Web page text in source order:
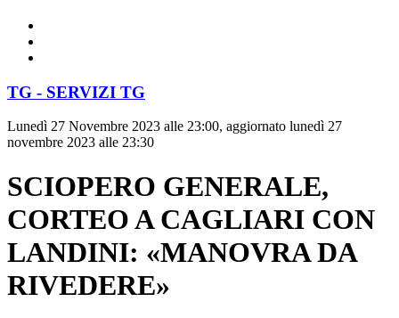
TG - SERVIZI TG
Lunedì 27 Novembre 2023 alle 23:00, aggiornato lunedì 27
novembre 2023 alle 23:30
SCIOPERO GENERALE,
CORTEO A CAGLIARI CON
LANDINI: «MANOVRA DA
RIVEDERE»